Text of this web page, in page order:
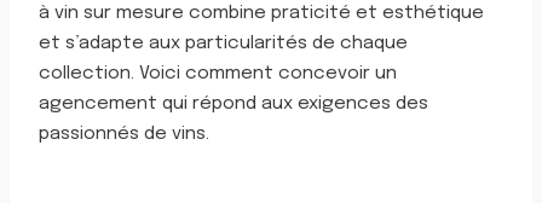
à vin sur mesure combine praticité et esthétique
et s’adapte aux particularités de chaque
collection. Voici comment concevoir un
agencement qui répond aux exigences des
passionnés de vins.